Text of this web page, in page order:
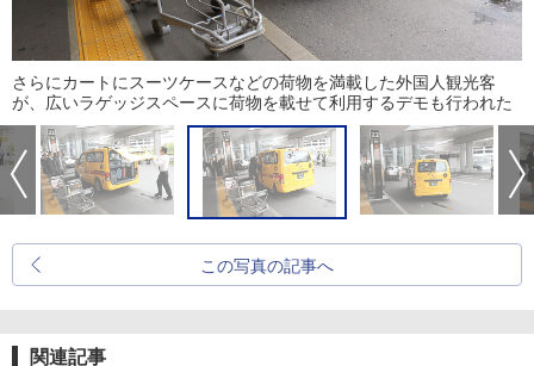
さらにカートにスーツケースなどの荷物を満載した外国人観光客
が、広いラゲッジスペースに荷物を載せて利用するデモも行われた
この写真の記事へ
関連記事